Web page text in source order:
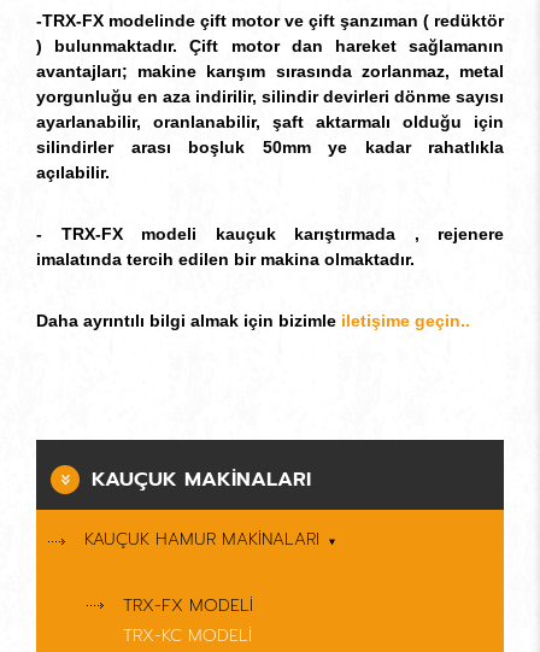
-TRX-FX modelinde çift motor ve çift şanzıman ( redüktör
) bulunmaktadır. Çift motor dan hareket sağlamanın
avantajları; makine karışım sırasında zorlanmaz, metal
yorgunluğu en aza indirilir, silindir devirleri dönme sayısı
ayarlanabilir, oranlanabilir, şaft aktarmalı olduğu için
silindirler arası boşluk 50mm ye kadar rahatlıkla
açılabilir.
- TRX-FX modeli kauçuk karıştırmada , rejenere
imalatında tercih edilen bir makina olmaktadır.
Daha ayrıntılı bilgi almak için bizimle iletişime geçin..
KAUÇUK MAKİNALARI
KAUÇUK HAMUR MAKİNALARI
TRX-FX MODELİ
TRX-KC MODELİ